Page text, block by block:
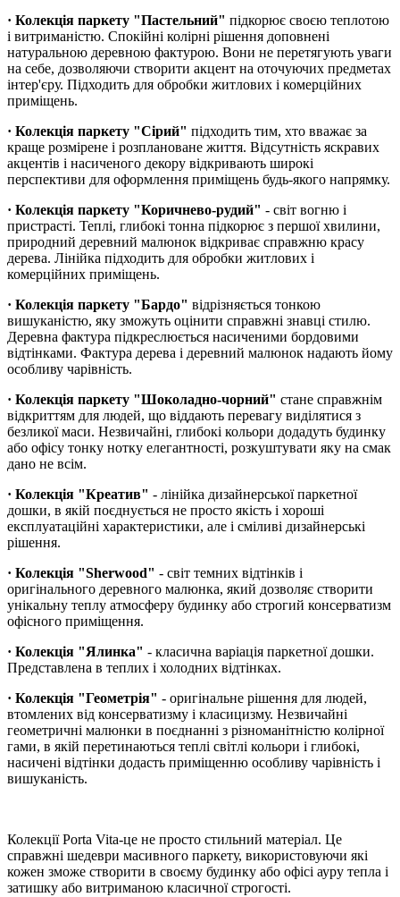
· Колекція паркету "Пастельний" підкорює своєю теплотою
і витриманістю. Спокійні колірні рішення доповнені
натуральною деревною фактурою. Вони не перетягують уваги
на себе, дозволяючи створити акцент на оточуючих предметах
інтер'єру. Підходить для обробки житлових і комерційних
приміщень.
· Колекція паркету "Сірий" підходить тим, хто вважає за
краще розмірене і розплановане життя. Відсутність яскравих
акцентів і насиченого декору відкривають широкі
перспективи для оформлення приміщень будь-якого напрямку.
· Колекція паркету "Коричнево-рудий" - світ вогню і
пристрасті. Теплі, глибокі тонна підкорює з першої хвилини,
природний деревний малюнок відкриває справжню красу
дерева. Лінійка підходить для обробки житлових і
комерційних приміщень.
· Колекція паркету "Бардо" відрізняється тонкою
вишуканістю, яку зможуть оцінити справжні знавці стилю.
Деревна фактура підкреслюється насиченими бордовими
відтінками. Фактура дерева і деревний малюнок надають йому
особливу чарівність.
· Колекція паркету "Шоколадно-чорний" стане справжнім
відкриттям для людей, що віддають перевагу виділятися з
безликої маси. Незвичайні, глибокі кольори додадуть будинку
або офісу тонку нотку елегантності, розкуштувати яку на смак
дано не всім.
· Колекція "Креатив" - лінійка дизайнерської паркетної
дошки, в якій поєднується не просто якість і хороші
експлуатаційні характеристики, але і сміливі дизайнерські
рішення.
· Колекція "Sherwood" - світ темних відтінків і
оригінального деревного малюнка, який дозволяє створити
унікальну теплу атмосферу будинку або строгий консерватизм
офісного приміщення.
· Колекція "Ялинка" - класична варіація паркетної дошки.
Представлена в теплих і холодних відтінках.
· Колекція "Геометрія" - оригінальне рішення для людей,
втомлених від консерватизму і класицизму. Незвичайні
геометричні малюнки в поєднанні з різноманітністю колірної
гами, в якій перетинаються теплі світлі кольори і глибокі,
насичені відтінки додасть приміщенню особливу чарівність і
вишуканість.
Колекції Porta Vita-це не просто стильний матеріал. Це
справжні шедеври масивного паркету, використовуючи які
кожен зможе створити в своєму будинку або офісі ауру тепла і
затишку або витриманою класичної строгості.